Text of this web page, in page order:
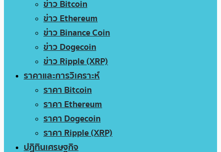
ข่าว Bitcoin
ข่าว Ethereum
ข่าว Binance Coin
ข่าว Dogecoin
ข่าว Ripple (XRP)
ราคาและการวิเคราะห์
ราคา Bitcoin
ราคา Ethereum
ราคา Dogecoin
ราคา Ripple (XRP)
ปฏิทินเศรษฐกิจ